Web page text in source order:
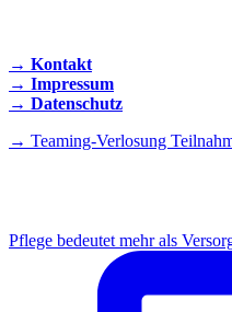
→ Kontakt
→ Impressum
→ Datenschutz
→ Teaming-Verlosung
Pflege bedeutet mehr als